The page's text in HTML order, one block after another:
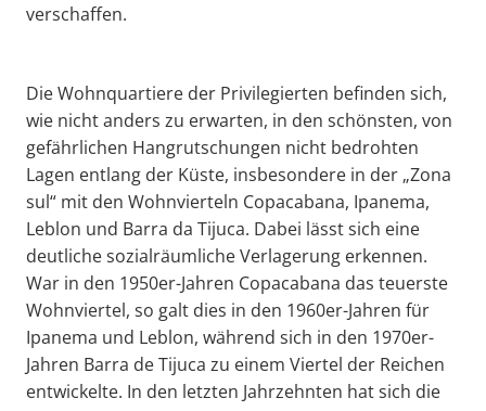
verschaffen.
Die Wohnquartiere der Privilegierten befinden sich,
wie nicht anders zu erwarten, in den schönsten, von
gefährlichen Hangrutschungen nicht bedrohten
Lagen entlang der Küste, insbesondere in der „Zona
sul“ mit den Wohnvierteln Copacabana, Ipanema,
Leblon und Barra da Tijuca. Dabei lässt sich eine
deutliche sozialräumliche Verlagerung erkennen.
War in den 1950er-Jahren Copacabana das teuerste
Wohnviertel, so galt dies in den 1960er-Jahren für
Ipanema und Leblon, während sich in den 1970er-
Jahren Barra de Tijuca zu einem Viertel der Reichen
entwickelte. In den letzten Jahrzehnten hat sich die